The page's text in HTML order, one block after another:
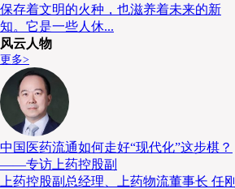
保存着文明的火种，也滋养着未来的新
知。它是一些人休...
风云人物
更多>
中国医药流通如何走好“现代化”这步棋？
——专访上药控股副
上药控股副总经理、上药物流董事长 任刚